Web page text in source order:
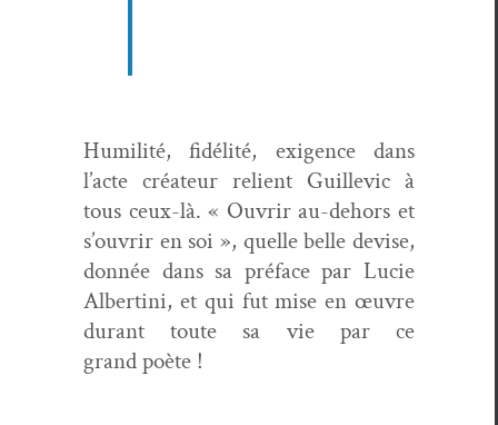
Humil­ité, fidél­ité, exi­gence dans
l’acte créa­teur relient Guille­vic à
tous ceux-là. « Ouvrir au-dehors et
s’ouvrir en soi », quelle belle devise,
don­née dans sa pré­face par Lucie
Alber­ti­ni, et qui fut mise en œuvre
durant toute sa vie par ce
grand poète !